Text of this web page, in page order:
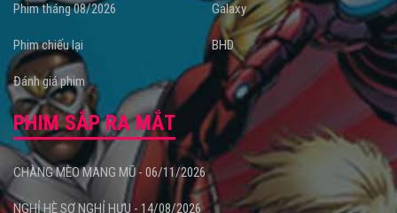
Phim tháng 08/2026
Phim chiếu lại
Đánh giá phim
Galaxy
BHD
PHIM SẮP RA MẮT
CHÀNG MÈO MANG MŨ - 06/11/2026
NGHỈ HÈ SỢ NGHỈ HƯU - 14/08/2026